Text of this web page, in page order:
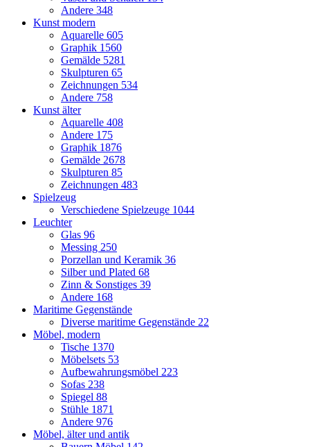
Andere 348
Kunst modern
Aquarelle 605
Graphik 1560
Gemälde 5281
Skulpturen 65
Zeichnungen 534
Andere 758
Kunst älter
Aquarelle 408
Andere 175
Graphik 1876
Gemälde 2678
Skulpturen 85
Zeichnungen 483
Spielzeug
Verschiedene Spielzeuge 1044
Leuchter
Glas 96
Messing 250
Porzellan und Keramik 36
Silber und Plated 68
Zinn & Sonstiges 39
Andere 168
Maritime Gegenstände
Diverse maritime Gegenstände 22
Möbel, modern
Tische 1370
Möbelsets 53
Aufbewahrungsmöbel 223
Sofas 238
Spiegel 88
Stühle 1871
Andere 976
Möbel, älter und antik